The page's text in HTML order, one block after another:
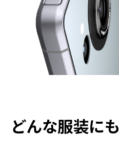
どんな服装にも